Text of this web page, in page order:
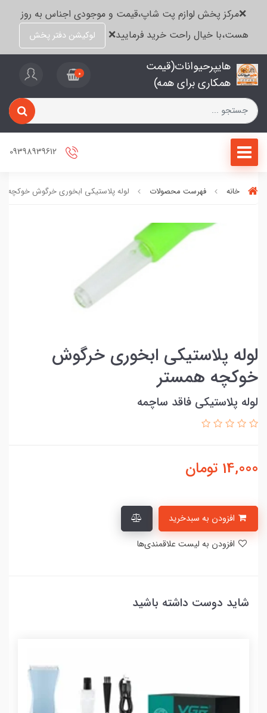
❌مرکز پخش لوازم پت شاپ،قیمت و موجودی اجناس به روز
هست،با خیال راحت خرید فرمایید❌
لوکیشن دفتر پخش
هایپرحیوانات(قیمت
همکاری برای همه)
0
خانه فهرست محصولات لوله پلاستیکی ابخوری خرگوش خوکچه
لوله پلاستیکی ابخوری خرگوش
خوکچه همستر
لوله پلاستیکی فاقد ساچمه
14,000 تومان
شاید دوست داشته باشید